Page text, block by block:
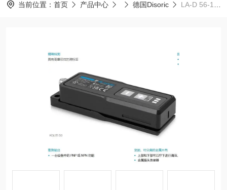
当前位置： 首页 产品中心 德国Disoric LA-D 56-12.5-688-860 I-D德森瑞 德国Disoric LA开关